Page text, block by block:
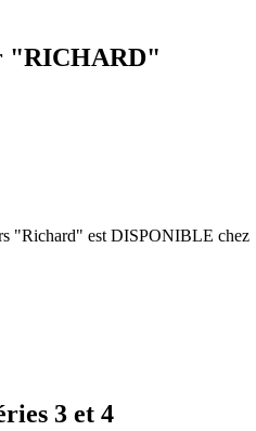
"RICHARD"
"Richard" est DISPONIBLE chez
3 et 4